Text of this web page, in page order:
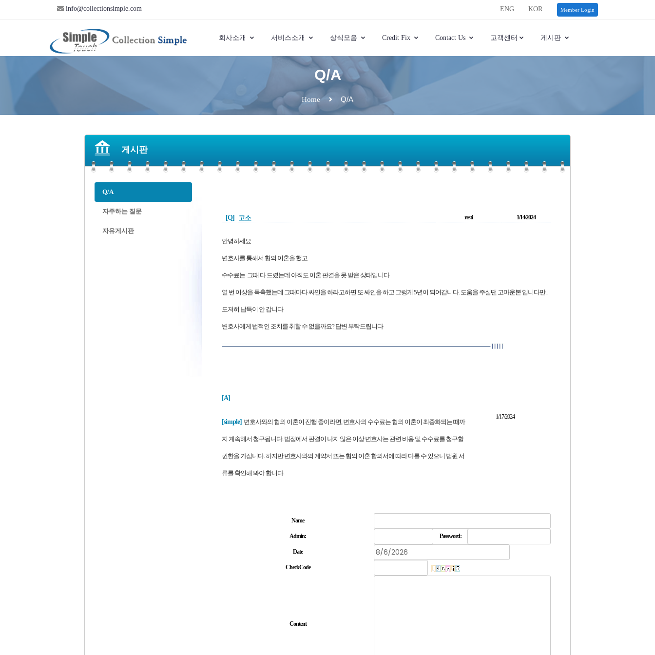
info@collectionsimple.com Member Login
ENG KOR
회사소개 서비스소개 상식모음 Credit Fix Contact Us 고객센터 게시판
Q/A
Home Q/A
게시판
Q/A
자주하는 질문
자유게시판
[Q] 고소 resti 1/14/2024
안녕하세요
변호사를 통해서 협의 이혼을 했고
수수료는 그때 다 드렸는데 아직도 이혼 판결을 못 받은 상태입니다
열 번 이상을 독촉했는데 그때마다 싸인을 하라고하면 또 싸인을 하고 그렁게 5년이 되어갑니다. 도움을 주실땐 고마운본 입니다만..
도저히 납득이 안 갑니다
변호사에게 법적인 조치를 취할 수 없을까요? 답변 부탁드립니다
[A]
[simple] 변호사와의 협의 이혼이 진행 중이라면, 변호사의 수수료는 협의 이혼이 최종화되는 때까
지 계속해서 청구됩니다. 법정에서 판결이 나지 않은 이상 변호사는 관련 비용 및 수수료를 청구할
권한을 가집니다. 하지만 변호사와의 계약서 또는 협의 이혼 합의서에 따라 다를 수 있으니 법원 서
류를 확인해 봐야 합니다.
1/17/2024
Name
Admin: Password:
Date
CheckCode
Content